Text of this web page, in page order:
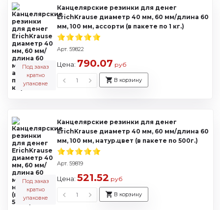
Канцелярские резинки для денег
ErichKrause диаметр 40 мм, 60 мм/длина 60
мм, 100 мм, ассорти (в пакете по 1 кг.)
Арт. 59822
Под заказ
кратно
упаковке
Цена: 790.07 руб
В корзину
Канцелярские резинки для денег
ErichKrause диаметр 40 мм, 60 мм/длина 60
мм, 100 мм, натур.цвет (в пакете по 500г.)
Арт. 59819
Под заказ
кратно
упаковке
Цена: 521.52 руб
В корзину